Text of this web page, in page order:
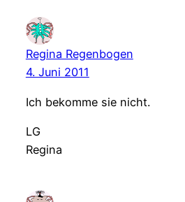
Regina Regenbogen
4. Juni 2011
Ich bekomme sie nicht.
LG
Regina